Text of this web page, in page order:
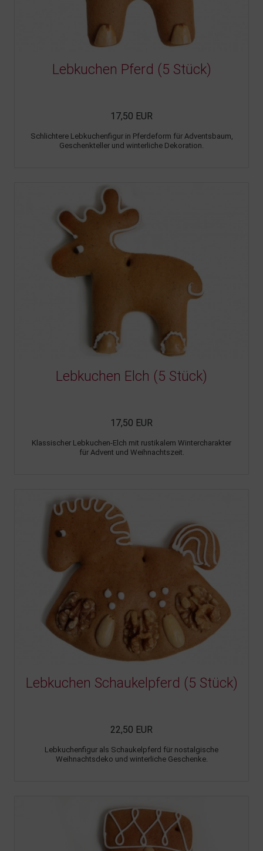
Lebkuchen Pferd (5 Stück)
17,50 EUR
Schlichtere Lebkuchenfigur in Pferdeform für Adventsbaum,
Geschenkteller und winterliche Dekoration.
Lebkuchen Elch (5 Stück)
17,50 EUR
Klassischer Lebkuchen-Elch mit rustikalem Wintercharakter
für Advent und Weihnachtszeit.
Lebkuchen Schaukelpferd (5 Stück)
22,50 EUR
Lebkuchenfigur als Schaukelpferd für nostalgische
Weihnachtsdeko und winterliche Geschenke.